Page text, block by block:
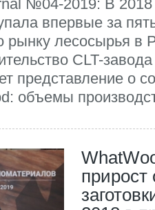
№04-2019: В 2018
впервые за
рынку лесосырья в
CLT-
представление о
объемы